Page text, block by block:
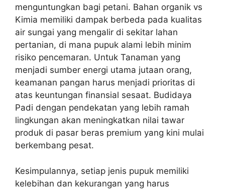
menguntungkan bagi petani. Bahan organik vs
Kimia memiliki dampak berbeda pada kualitas
air sungai yang mengalir di sekitar lahan
pertanian, di mana pupuk alami lebih minim
risiko pencemaran. Untuk Tanaman yang
menjadi sumber energi utama jutaan orang,
keamanan pangan harus menjadi prioritas di
atas keuntungan finansial sesaat. Budidaya
Padi dengan pendekatan yang lebih ramah
lingkungan akan meningkatkan nilai tawar
produk di pasar beras premium yang kini mulai
berkembang pesat.
Kesimpulannya, setiap jenis pupuk memiliki
kelebihan dan kekurangan yang harus